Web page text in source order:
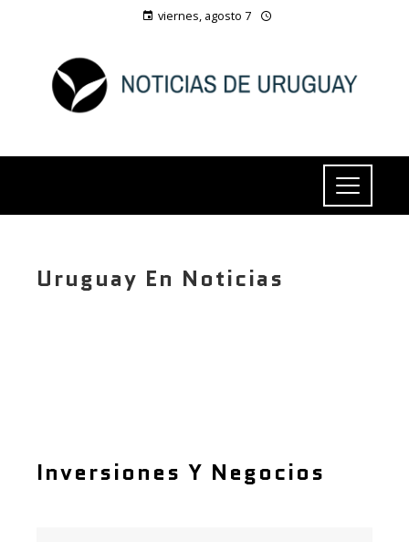
viernes, agosto 7
Uruguay En Noticias
Inversiones Y Negocios